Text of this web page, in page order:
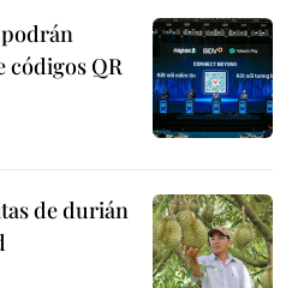
códigos QR
de durián